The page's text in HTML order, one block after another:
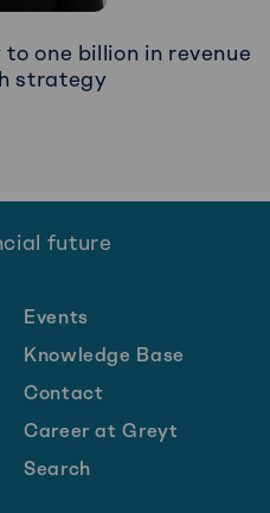
one billion in revenue
strategy
future
Events
Knowledge Base
Contact
Career at Greyt
Search